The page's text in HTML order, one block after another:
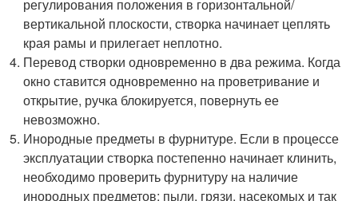
регулирования положения в горизонтальной/
вертикальной плоскости, створка начинает цеплять
края рамы и прилегает неплотно.
Перевод створки одновременно в два режима. Когда
окно ставится одновременно на проветривание и
открытие, ручка блокируется, повернуть ее
невозможно.
Инородные предметы в фурнитуре. Если в процессе
эксплуатации створка постепенно начинает клинить,
необходимо проверить фурнитуру на наличие
инородных предметов: пыли, грязи, насекомых и так